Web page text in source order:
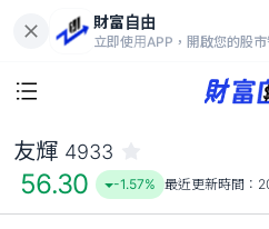
財富自由
立即使用APP，開啟您的股市
56.30
-
友輝 4933
56.30 -1.57% 最近更新時間：